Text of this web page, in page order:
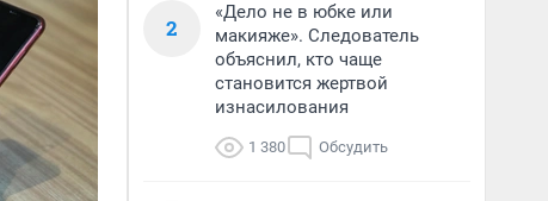
2
«Дело не в юбке или
макияже». Следователь
объяснил, кто чаще
становится жертвой
изнасилования
1 380 Обсудить